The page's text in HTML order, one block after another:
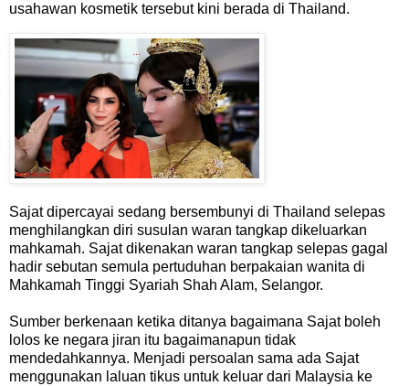
usahawan kosmetik tersebut kini berada di Thailand.
Sajat dipercayai sedang bersembunyi di Thailand selepas
menghilangkan diri susulan waran tangkap dikeluarkan
mahkamah. Sajat dikenakan waran tangkap selepas gagal
hadir sebutan semula pertuduhan berpakaian wanita di
Mahkamah Tinggi Syariah Shah Alam, Selangor.
Sumber berkenaan ketika ditanya bagaimana Sajat boleh
lolos ke negara jiran itu bagaimanapun tidak
mendedahkannya. Menjadi persoalan sama ada Sajat
menggunakan laluan tikus untuk keluar dari Malaysia ke